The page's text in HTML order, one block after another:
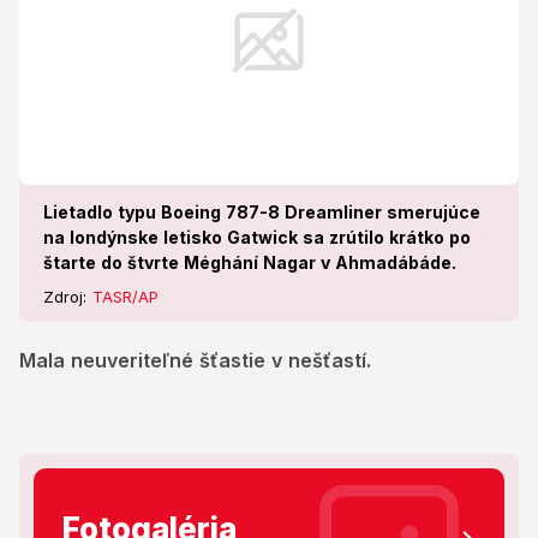
Lietadlo typu Boeing 787-8 Dreamliner smerujúce
na londýnske letisko Gatwick sa zrútilo krátko po
štarte do štvrte Méghání Nagar v Ahmadábáde.
Zdroj: TASR/AP
Mala neuveriteľné šťastie v nešťastí.
Fotogaléria